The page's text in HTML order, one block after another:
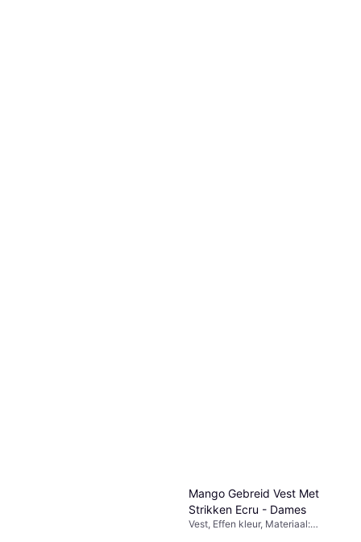
Mango Gebreid Vest Met
Strikken Ecru - Dames
Vest, Effen kleur, Materiaal: